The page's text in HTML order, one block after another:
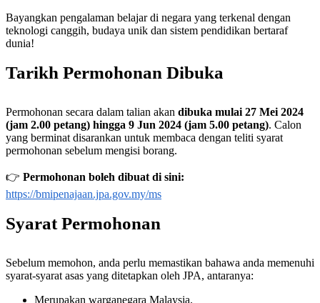
Bayangkan pengalaman belajar di negara yang terkenal dengan
teknologi canggih, budaya unik dan sistem pendidikan bertaraf
dunia!
Tarikh Permohonan Dibuka
Permohonan secara dalam talian akan dibuka mulai 27 Mei 2024
(jam 2.00 petang) hingga 9 Jun 2024 (jam 5.00 petang). Calon
yang berminat disarankan untuk membaca dengan teliti syarat
permohonan sebelum mengisi borang.
👉 Permohonan boleh dibuat di sini:
https://bmipenajaan.jpa.gov.my/ms
Syarat Permohonan
Sebelum memohon, anda perlu memastikan bahawa anda memenuhi
syarat-syarat asas yang ditetapkan oleh JPA, antaranya:
Merupakan warganegara Malaysia.